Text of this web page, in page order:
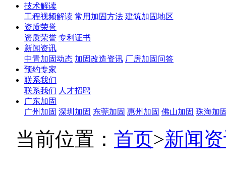
技术解读
工程视频解读 常用加固方法 建筑加固地区
资质荣誉
资质荣誉 专利证书
新闻资讯
中青加固动态 加固改造资讯 厂房加固问答
预约专家
联系我们
联系我们 人才招聘
广东加固
广州加固 深圳加固 东莞加固 惠州加固 佛山加固 珠海加
当前位置： 首页>新闻